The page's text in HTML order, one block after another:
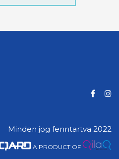
Minden jog fenntartva 2022
A PRODUCT OF